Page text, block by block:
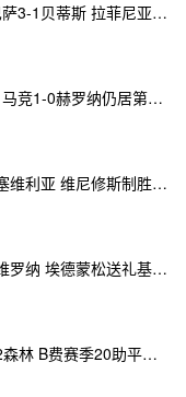
赛季主场全胜！巴萨3-1贝蒂斯 拉菲尼亚双响坎塞洛破门伊斯科点射
格子主场告别战！马竞1-0赫罗纳仍居第四 格子助攻卢克曼制胜球
两连胜！皇马1-0塞维利亚 维尼修斯制胜马斯坦托诺中柱姆总失良机
遭绝平！国米1-1维罗纳 埃德蒙松送礼基隆·鲍伊绝平劳塔罗失良机
锁定第3！曼联3-2森林 B费赛季20助平英超纪录 卡塞米罗主场告别